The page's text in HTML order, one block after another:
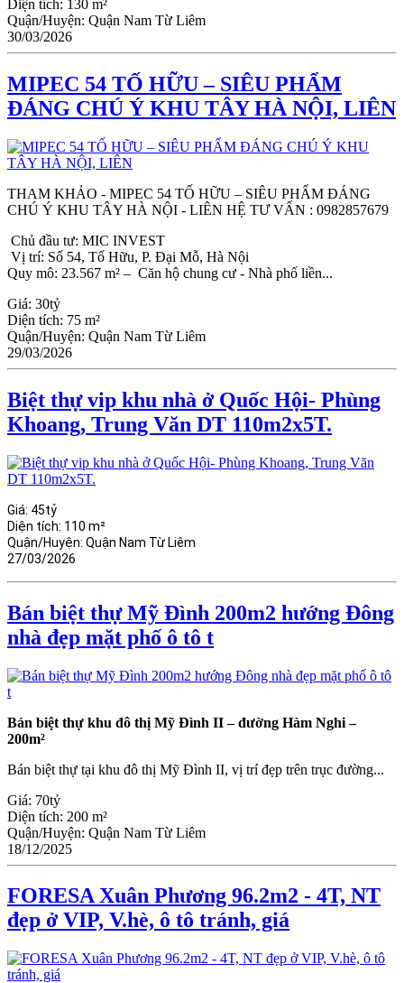
Diện tích: 130 m²
Quận/Huyện: Quận Nam Từ Liêm
30/03/2026
MIPEC 54 TỐ HỮU – SIÊU PHẨM
ĐÁNG CHÚ Ý KHU TÂY HÀ NỘI, LIÊN
THAM KHẢO - MIPEC 54 TỐ HỮU – SIÊU PHẨM ĐÁNG
CHÚ Ý KHU TÂY HÀ NỘI - LIÊN HỆ TƯ VẤN : 0982857679
Chủ đầu tư: MIC INVEST
Vị trí: Số 54, Tố Hữu, P. Đại Mỗ, Hà Nội
Quy mô: 23.567 m² – Căn hộ chung cư - Nhà phố liền...
Giá: 30tỷ
Diện tích: 75 m²
Quận/Huyện: Quận Nam Từ Liêm
29/03/2026
Biệt thự vip khu nhà ở Quốc Hội- Phùng
Khoang, Trung Văn DT 110m2x5T.
Giá: 45tỷ
Diện tích: 110 m²
Quận/Huyện: Quận Nam Từ Liêm
27/03/2026
Bán biệt thự Mỹ Đình 200m2 hướng Đông
nhà đẹp mặt phố ô tô t
Bán biệt thự khu đô thị Mỹ Đình II – đường Hàm Nghi –
200m²
Bán biệt thự tại khu đô thị Mỹ Đình II, vị trí đẹp trên trục đường...
Giá: 70tỷ
Diện tích: 200 m²
Quận/Huyện: Quận Nam Từ Liêm
18/12/2025
FORESA Xuân Phương 96.2m2 - 4T, NT
đẹp ở VIP, V.hè, ô tô tránh, giá